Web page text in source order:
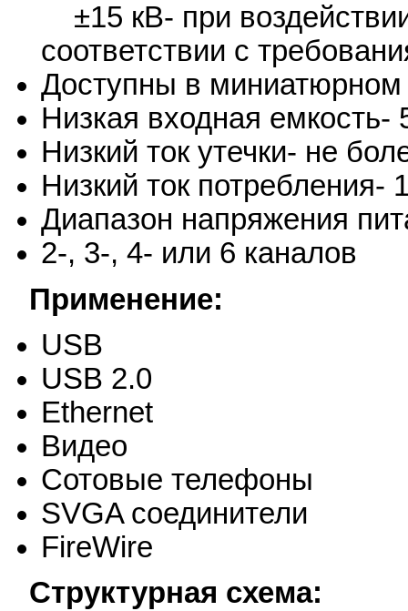
±15 кВ- при
соответствии с
Доступны в миниатюрном
Низкая входная емкость-
Низкий ток утечки- не
Низкий ток потребления-
Диапазон напряжения
2-, 3-, 4- или 6 каналов
Применение:
USB
USB 2.0
Ethernet
Видео
Сотовые телефоны
SVGA соединители
FireWire
Структурная схема: